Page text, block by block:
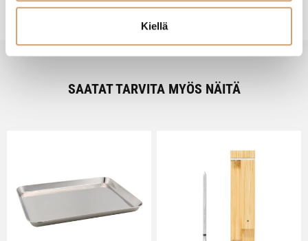
Kiellä
SAATAT TARVITA MYÖS NÄITÄ